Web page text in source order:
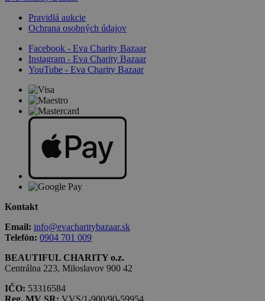
Pravidlá aukcie
Ochrana osobných údajov
Facebook - Eva Charity Bazaar
Instagram - Eva Charity Bazaar
YouTube - Eva Charity Bazaar
Kontakt
Email: info@evacharitybazaar.sk
Telefón: 0904 701 009
BEAUTIFUL CHARITY o.z.
Centrálna 223, Miloslavov 900 42
IČO: 53316584
Reg. MV SR: VVS/1-900/90-59954